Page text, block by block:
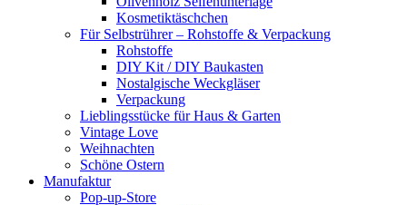
Kosmetiktäschchen
Für Selbstrührer – Rohstoffe & Verpackung
Rohstoffe
DIY Kit / DIY Baukasten
Nostalgische Weckgläser
Verpackung
Lieblingsstücke für Haus & Garten
Vintage Love
Weihnachten
Schöne Ostern
Manufaktur
Pop-up-Store